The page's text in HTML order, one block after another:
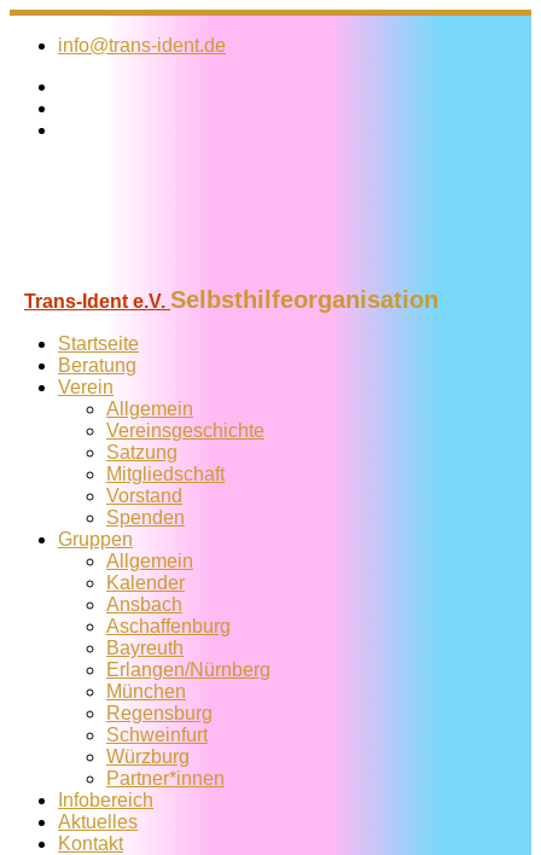
Zum
Inhalt
info@trans-ident.de
Trans-Ident e.V. Selbsthilfeorganisation
Startseite
Beratung
Verein
Allgemein
Vereins­geschichte
Satzung
Mitglied­schaft
Vorstand
Spenden
Gruppen
Allgemein
Kalender
Ansbach
Aschaffenburg
Bayreuth
Erlangen/Nürnberg
München
Regensburg
Schweinfurt
Würzburg
Partner*innen
Infobereich
Aktuelles
Kontakt